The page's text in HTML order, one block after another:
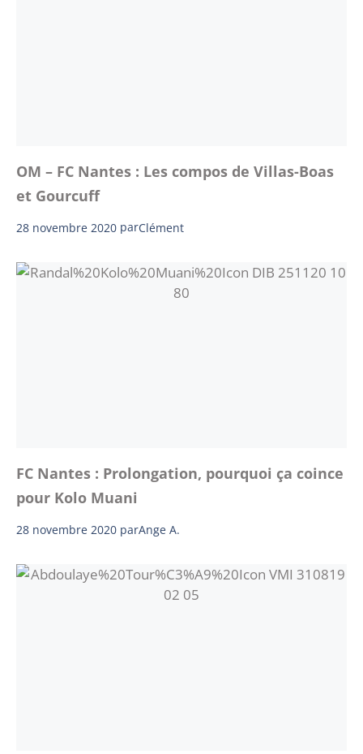
OM – FC Nantes : Les compos de Villas-Boas
et Gourcuff
28 novembre 2020 parClément
FC Nantes : Prolongation, pourquoi ça coince
pour Kolo Muani
28 novembre 2020 parAnge A.